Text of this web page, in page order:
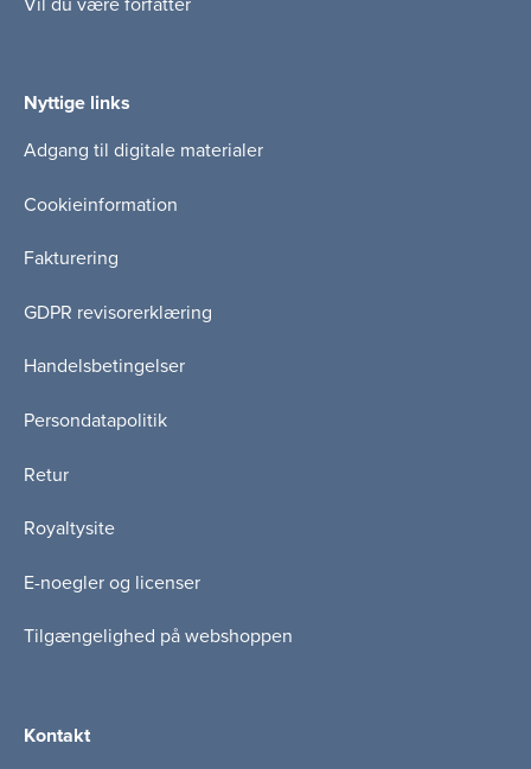
Nyttige links
Adgang til digitale materialer
Cookieinformation
Fakturering
GDPR revisorerklæring
Handelsbetingelser
Persondatapolitik
Retur
Royaltysite
E-noegler og licenser
Tilgængelighed på webshoppen
Kontakt